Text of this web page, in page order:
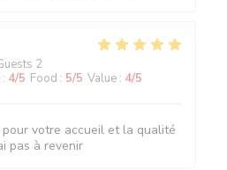
2
: 4/5 Food : 5/5 Value : 4/5
votre accueil et la qualité
pas à revenir